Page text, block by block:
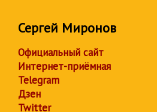
Сергей Миронов
Официальный сайт
Интернет-приёмная
Telegram
Дзен
Twitter